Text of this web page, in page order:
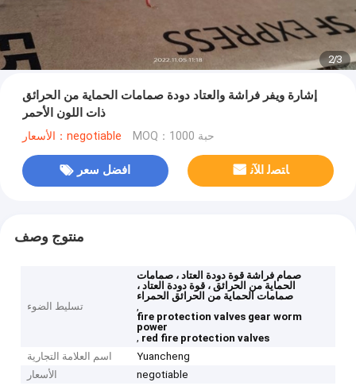
2/3
إشارة ويفر فراشة والعتاد دودة صمامات الحماية من الحرائق
ذات اللون الأحمر
الأسعار：negotiable MOQ：1000 حبة
افضل سعر ﺎﺘﺼﻟ ﺍﻶﻧ
منتوج وصف
تسليط الضوء
صمام فراشة قوة دودة العتاد ، صمامات
الحماية من الحرائق ، قوة دودة العتاد ،
صمامات الحماية من الحرائق الحمراء
,
fire protection valves gear worm
power
, red fire protection valves
اسم العلامة التجارية
Yuancheng
الأسعار
negotiable